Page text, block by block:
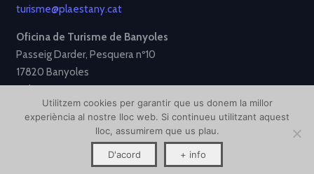
turisme@plaestany.cat
Oficina de Turisme de Banyoles
Passeig Darder, Pesquera nº10
17820 Banyoles
Tel.972 58 34 70
turisme@ajbanyoles.org
[Política de Privacitat][Política de Cookies]
Disseny i desenvolupament perCreative Corner
Utilitzem cookies per garantir que us donem la millor
experiència al nostre lloc web. Si continueu utilitzant aquest
lloc, assumirem que us plau.
D'acord + info